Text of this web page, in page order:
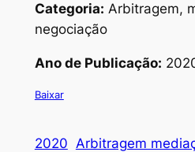
Categoria: Arbitragem,
negociação
Ano de Publicação:
Baixar
2020 Arbitragem